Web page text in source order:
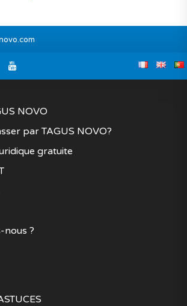
NOVO
par TAGUS NOVO?
gratuite
nous ?